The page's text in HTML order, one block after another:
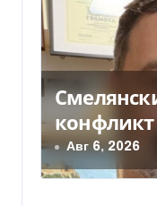
п
о
з
а
из-за
Авг 6, 2026